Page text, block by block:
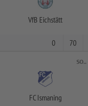
VfB Eichstätt
0 70
SO..
FC Ismaning